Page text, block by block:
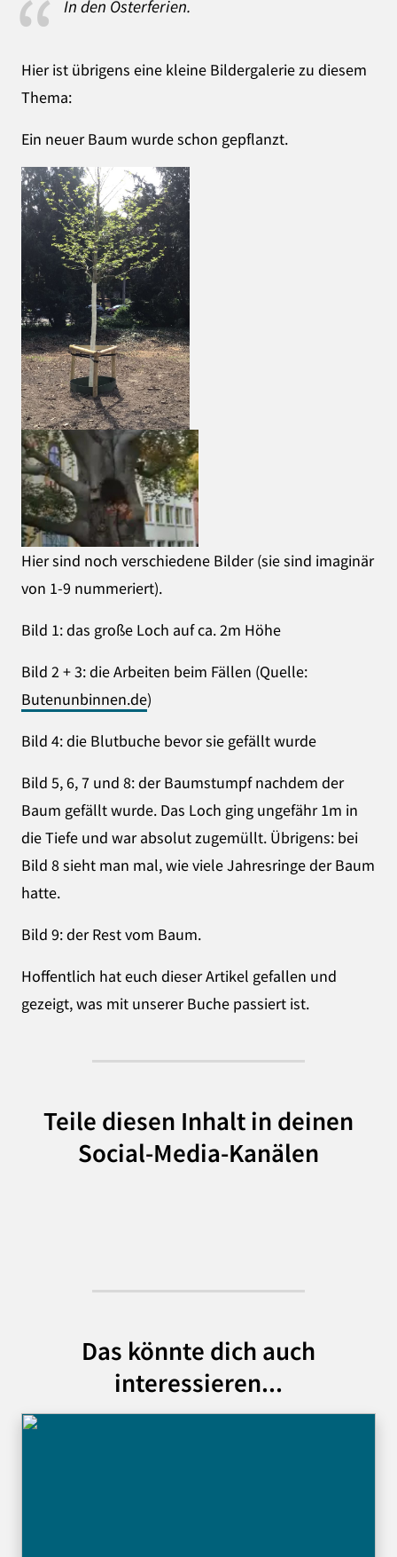
In den Osterferien.
Hier ist übrigens eine kleine Bildergalerie zu diesem
Thema:
Ein neuer Baum wurde schon gepflanzt.
Hier sind noch verschiedene Bilder (sie sind imaginär
von 1-9 nummeriert).
Bild 1: das große Loch auf ca. 2m Höhe
Bild 2 + 3: die Arbeiten beim Fällen (Quelle:
Butenunbinnen.de)
Bild 4: die Blutbuche bevor sie gefällt wurde
Bild 5, 6, 7 und 8: der Baumstumpf nachdem der
Baum gefällt wurde. Das Loch ging ungefähr 1m in
die Tiefe und war absolut zugemüllt. Übrigens: bei
Bild 8 sieht man mal, wie viele Jahresringe der Baum
hatte.
Bild 9: der Rest vom Baum.
Hoffentlich hat euch dieser Artikel gefallen und
gezeigt, was mit unserer Buche passiert ist.
Teile diesen Inhalt in deinen
Social-Media-Kanälen
Das könnte dich auch
interessieren...